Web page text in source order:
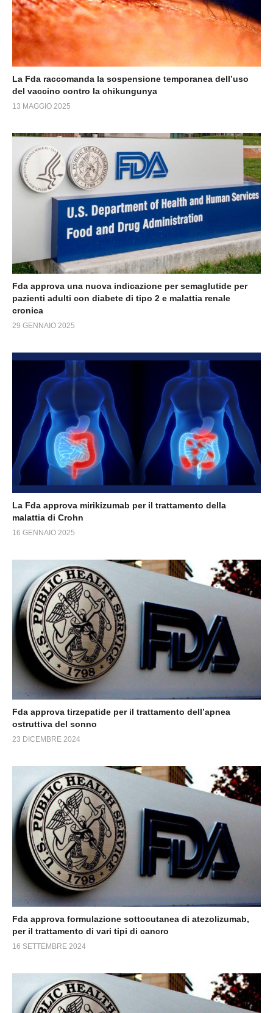
La Fda raccomanda la sospensione temporanea dell’uso
del vaccino contro la chikungunya
13 MAGGIO 2025
Fda approva una nuova indicazione per semaglutide per
pazienti adulti con diabete di tipo 2 e malattia renale
cronica
29 GENNAIO 2025
La Fda approva mirikizumab per il trattamento della
malattia di Crohn
16 GENNAIO 2025
Fda approva tirzepatide per il trattamento dell’apnea
ostruttiva del sonno
23 DICEMBRE 2024
Fda approva formulazione sottocutanea di atezolizumab,
per il trattamento di vari tipi di cancro
16 SETTEMBRE 2024